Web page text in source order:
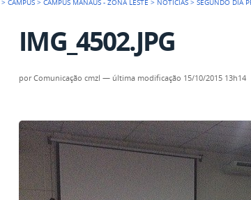
>CAMPUS >CAMPUS MANAUS - ZONA LESTE > NOTÍCIAS >SEGUNDO DIA
IMG_4502.JPG
porComunicação cmzl — última modificação 15/10/2015 13h14